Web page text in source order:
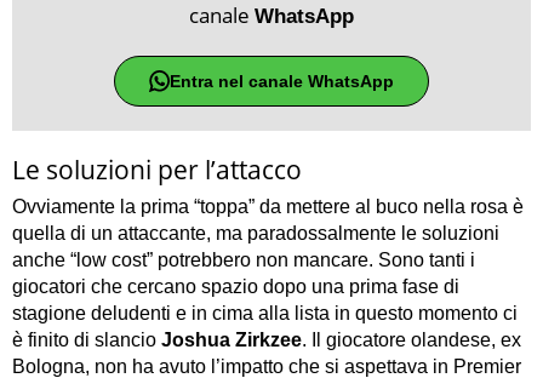
canale WhatsApp
Entra nel canale WhatsApp
Le soluzioni per l’attacco
Ovviamente la prima “toppa” da mettere al buco nella rosa è
quella di un attaccante, ma paradossalmente le soluzioni
anche “low cost” potrebbero non mancare. Sono tanti i
giocatori che cercano spazio dopo una prima fase di
stagione deludenti e in cima alla lista in questo momento ci
è finito di slancio Joshua Zirkzee. Il giocatore olandese, ex
Bologna, non ha avuto l’impatto che si aspettava in Premier